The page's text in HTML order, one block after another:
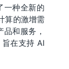
一种全新的
算的激增需
和服务，
在支持 AI